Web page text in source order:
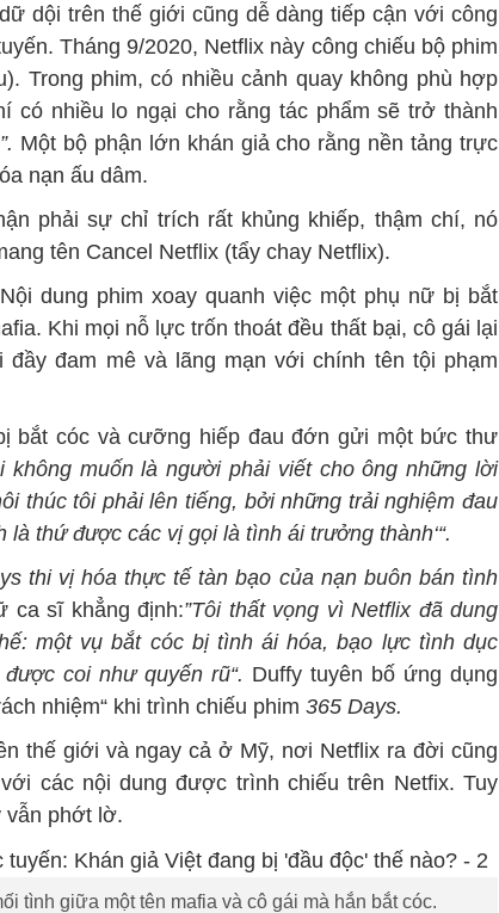
dội trên thế giới cũng dễ dàng tiếp cận với công
Tháng 9/2020, Netflix này công chiếu bộ phim
Trong phim, có nhiều cảnh quay không phù hợp
có nhiều lo ngại cho rằng tác phẩm sẽ trở thành
Một bộ phận lớn khán giả cho rằng nền tảng trực
nạn ấu dâm.
phải sự chỉ trích rất khủng khiếp, thậm chí, nó
tên Cancel Netflix (tẩy chay Netflix).
Nội dung phim xoay quanh việc một phụ nữ bị bắt
Khi mọi nỗ lực trốn thoát đều thất bại, cô gái lại
đam mê và lãng mạn với chính tên tội phạm
bắt cóc và cưỡng hiếp đau đớn gửi một bức thư
không muốn là người phải viết cho ông những lời
thúc tôi phải lên tiếng, bởi những trải nghiệm đau
thứ được các vị gọi là tình ái trưởng thành‘“.
thi vị hóa thực tế tàn bạo của nạn buôn bán tình
ca sĩ khẳng định:”Tôi thất vọng vì Netflix đã dung
một vụ bắt cóc bị tình ái hóa, bạo lực tình dục
coi như quyến rũ“. Duffy tuyên bố ứng dụng
nhiệm“ khi trình chiếu phim 365 Days.
thế giới và ngay cả ở Mỹ, nơi Netflix ra đời cũng
các nội dung được trình chiếu trên Netfix. Tuy
vẫn phớt lờ.
tình giữa một tên mafia và cô gái mà hắn bắt cóc.